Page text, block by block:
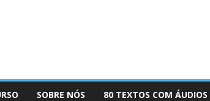
SOBRE NÓS 80 TEXTOS COM ÁUDIOS